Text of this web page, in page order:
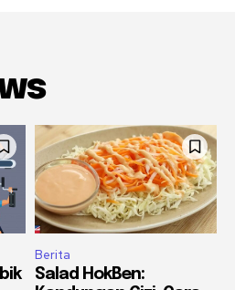
Berita
Salad HokBen: